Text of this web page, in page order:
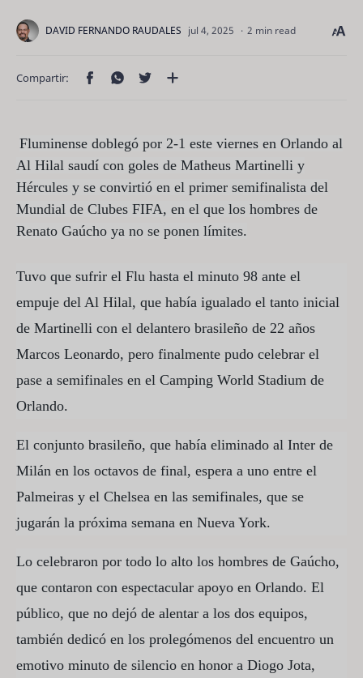
2 min read
Fluminense doblegó por 2-1 este viernes en Orlando al
Al Hilal saudí con goles de Matheus Martinelli y
Hércules y se convirtió en el primer semifinalista del
Mundial de Clubes FIFA, en el que los hombres de
Renato Gaúcho ya no se ponen límites.
Tuvo que sufrir el Flu hasta el minuto 98 ante el
empuje del Al Hilal, que había igualado el tanto inicial
de Martinelli con el delantero brasileño de 22 años
Marcos Leonardo, pero finalmente pudo celebrar el
pase a semifinales en el Camping World Stadium de
Orlando.
El conjunto brasileño, que había eliminado al Inter de
Milán en los octavos de final, espera a uno entre el
Palmeiras y el Chelsea en las semifinales, que se
jugarán la próxima semana en Nueva York.
Lo celebraron por todo lo alto los hombres de Gaúcho,
que contaron con espectacular apoyo en Orlando. El
público, que no dejó de alentar a los dos equipos,
también dedicó en los prolegómenos del encuentro un
emotivo minuto de silencio en honor a Diogo Jota,